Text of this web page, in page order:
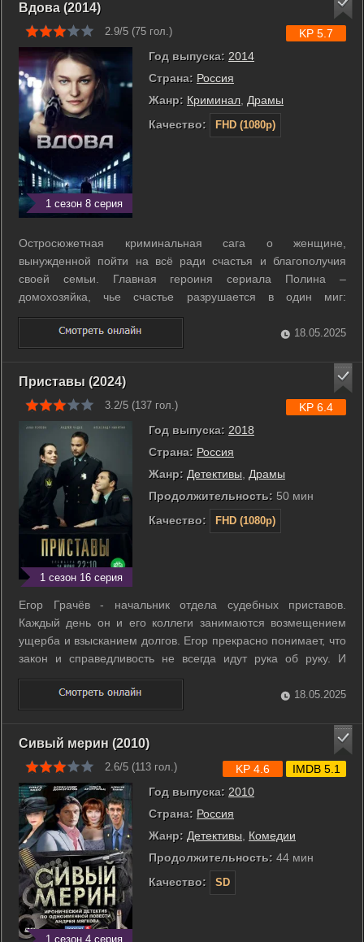
Вдова (2014)
2.9/5 (75 гол.)
1 сезон 8 серия
Год выпуска: 2014
Страна: Россия
Жанр: Криминал, Драмы
Качество:
FHD (1080p)
KP 5.7
Остросюжетная криминальная сага о женщине,
вынужденной пойти на всё ради счастья и благополучия
своей семьи. Главная героиня сериала Полина –
домохозяйка, чье счастье разрушается в один миг:
преступники на глазах сына убивают ее мужа, а брат
попадает в тюрьму. Выясняется, что оба участвовали в
контрабанде наркотиков и перешли дорогу опасному ...
18.05.2025
Приставы (2024)
3.2/5 (137 гол.)
1 сезон 16 серия
Год выпуска: 2018
Страна: Россия
Жанр: Детективы
Драмы
Продолжительность: 50 мин
Качество:
FHD (1080p)
KP 6.4
Егор Грачёв - начальник отдела судебных приставов.
Каждый день он и его коллеги занимаются возмещением
ущерба и взысканием долгов. Егор прекрасно понимает, что
закон и справедливость не всегда идут рука об руку. И
нередко действует в обход инструкций: помогает
фигурантам выйти из сложных ситуаций. У Грачёва
постоянно возникают проблемы с отделом ...
18.05.2025
Сивый мерин (2010)
2.6/5 (113 гол.)
1 сезон 4 серия
Год выпуска: 2010
Страна: Россия
Жанр: Детективы
Комедии
Продолжительность: 44 мин
Качество:
SD
KP 4.6 IMDB 5.1